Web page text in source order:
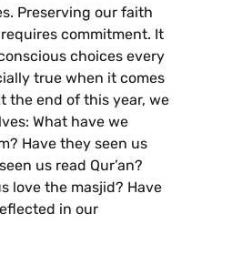
Preserving our faith
commitment. It
choices every
true when it comes
the end of this year, we
What have we
Have they seen us
us read Qur’an?
love the masjid? Have
in our